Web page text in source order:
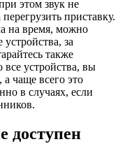
этом звук не
приставку.
на время, можно
за
также
устройства, вы
а чаще всего это
в случаях, если
доступен